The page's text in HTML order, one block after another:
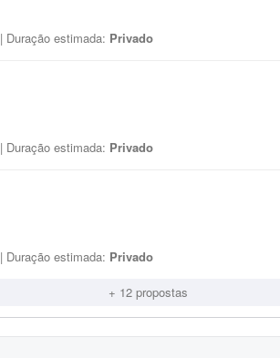
| Duração estimada: Privado
| Duração estimada: Privado
| Duração estimada: Privado
+ 12 propostas